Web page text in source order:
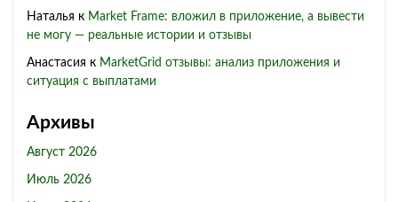
Наталья к Market Frame: вложил в приложение, а вывести
не могу — реальные истории и отзывы
Анастасия к MarketGrid отзывы: анализ приложения и
ситуация с выплатами
Архивы
Август 2026
Июль 2026